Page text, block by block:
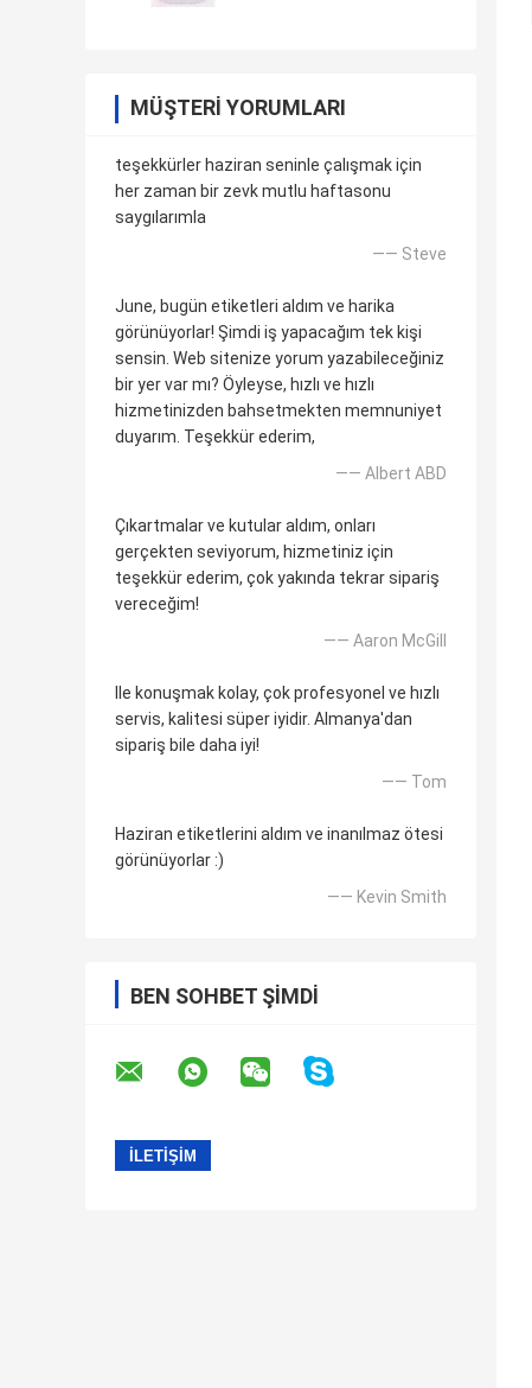
MÜŞTERI YORUMLARI
teşekkürler haziran seninle çalışmak için
her zaman bir zevk mutlu haftasonu
saygılarımla
—— Steve
June, bugün etiketleri aldım ve harika
görünüyorlar! Şimdi iş yapacağım tek kişi
sensin. Web sitenize yorum yazabileceğiniz
bir yer var mı? Öyleyse, hızlı ve hızlı
hizmetinizden bahsetmekten memnuniyet
duyarım. Teşekkür ederim,
—— Albert ABD
Çıkartmalar ve kutular aldım, onları
gerçekten seviyorum, hizmetiniz için
teşekkür ederim, çok yakında tekrar sipariş
vereceğim!
—— Aaron McGill
Ile konuşmak kolay, çok profesyonel ve hızlı
servis, kalitesi süper iyidir. Almanya'dan
sipariş bile daha iyi!
—— Tom
Haziran etiketlerini aldım ve inanılmaz ötesi
görünüyorlar :)
—— Kevin Smith
BEN SOHBET ŞIMDI